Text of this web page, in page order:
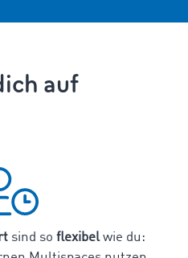
auf
sind so flexibelwie du: